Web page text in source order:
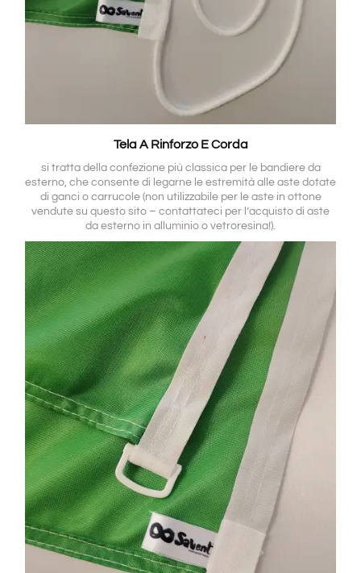
Tela A Rinforzo E Corda
si tratta della confezione più classica per le bandiere da
esterno, che consente di legarne le estremità alle aste dotate
di ganci o carrucole (non utilizzabile per le aste in ottone
vendute su questo sito – contattateci per l’acquisto di aste
da esterno in alluminio o vetroresina!).